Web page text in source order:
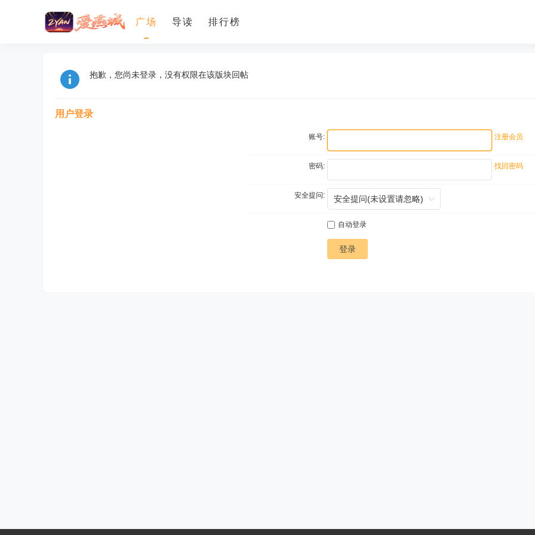
广场 导读 排行榜
抱歉，您尚未登录，没有权限在该版块回帖
用户登录
账号: 注册会员
密码: 找回密码
安全提问:
自动登录
登录